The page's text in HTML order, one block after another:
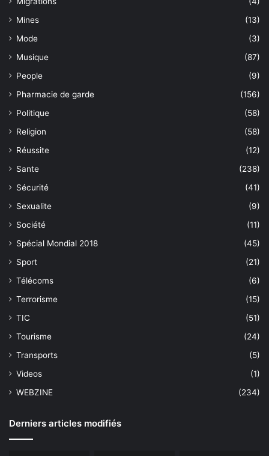
Mines
(13)
Mode
(3)
Musique
(87)
People
(9)
Pharmacie de garde
(156)
Politique
(58)
Religion
(58)
Réussite
(12)
Sante
(238)
Sécurité
(41)
Sexualite
(9)
Société
(11)
Spécial Mondial 2018
(45)
Sport
(21)
Télécoms
(6)
Terrorisme
(15)
TIC
(51)
Tourisme
(24)
Transports
(5)
Videos
(1)
WEBZINE
(234)
Derniers articles modifiés